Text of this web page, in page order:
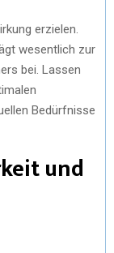
erzielen.
wesentlich zur
bei. Lassen
Bedürfnisse
und